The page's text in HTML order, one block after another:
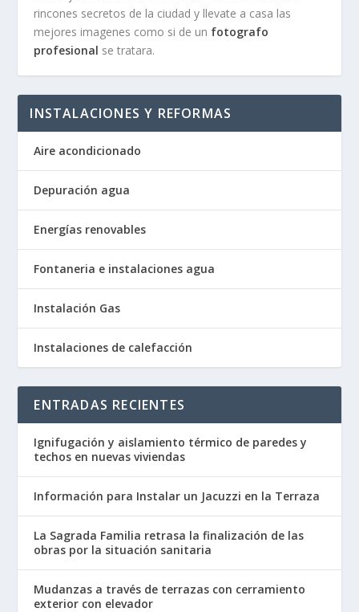
rincones secretos de la ciudad y llevate a casa las
mejores imagenes como si de un fotografo
profesional se tratara.
INSTALACIONES Y REFORMAS
Aire acondicionado
Depuración agua
Energías renovables
Fontaneria e instalaciones agua
Instalación Gas
Instalaciones de calefacción
ENTRADAS RECIENTES
Ignifugación y aislamiento térmico de paredes y
techos en nuevas viviendas
Información para Instalar un Jacuzzi en la Terraza
La Sagrada Familia retrasa la finalización de las
obras por la situación sanitaria
Mudanzas a través de terrazas con cerramiento
exterior con elevador